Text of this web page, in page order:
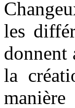
les
donnent
la